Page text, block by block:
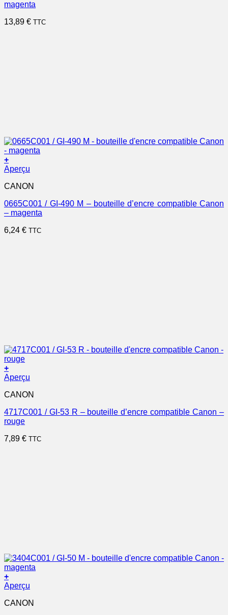
magenta
13,89 € TTC
+
Aperçu
CANON
0665C001 / GI-490 M – bouteille d’encre compatible Canon
– magenta
6,24 € TTC
+
Aperçu
CANON
4717C001 / GI-53 R – bouteille d’encre compatible Canon –
rouge
7,89 € TTC
+
Aperçu
CANON